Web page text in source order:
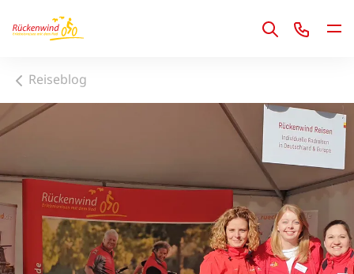
1
Reiseblog